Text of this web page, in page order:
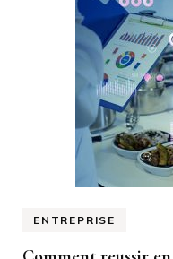
ENTREPRISE